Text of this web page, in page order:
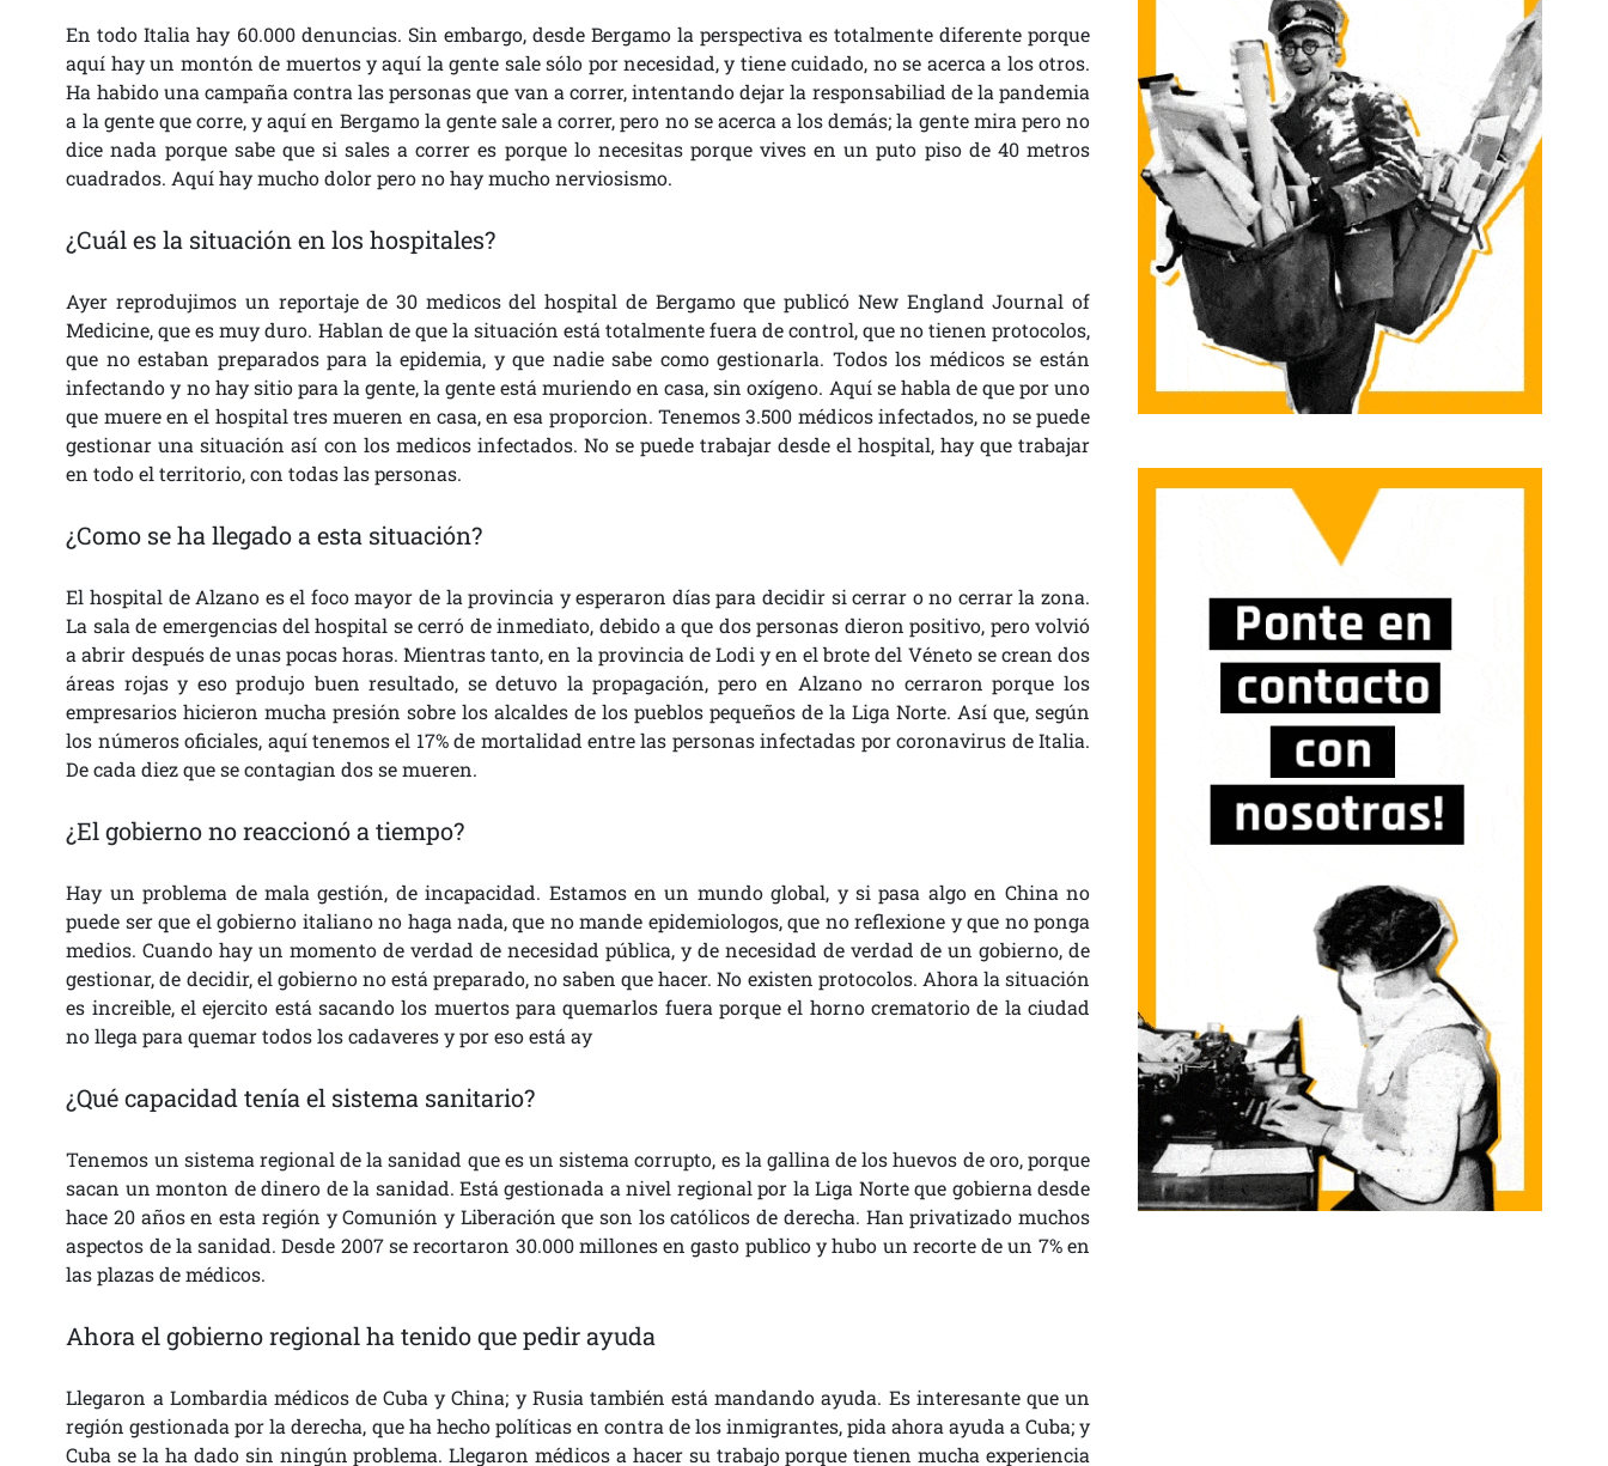
En todo Italia hay 60.000 denuncias. Sin embargo, desde Bergamo la perspectiva es totalmente diferente porque
aquí hay un montón de muertos y aquí la gente sale sólo por necesidad, y tiene cuidado, no se acerca a los otros.
Ha habido una campaña contra las personas que van a correr, intentando dejar la responsabiliad de la pandemia
a la gente que corre, y aquí en Bergamo la gente sale a correr, pero no se acerca a los demás; la gente mira pero no
dice nada porque sabe que si sales a correr es porque lo necesitas porque vives en un puto piso de 40 metros
cuadrados. Aquí hay mucho dolor pero no hay mucho nerviosismo.
¿Cuál es la situación en los hospitales?
Ayer reprodujimos un reportaje de 30 medicos del hospital de Bergamo que publicó New England Journal of
Medicine, que es muy duro. Hablan de que la situación está totalmente fuera de control, que no tienen protocolos,
que no estaban preparados para la epidemia, y que nadie sabe como gestionarla. Todos los médicos se están
infectando y no hay sitio para la gente, la gente está muriendo en casa, sin oxígeno. Aquí se habla de que por uno
que muere en el hospital tres mueren en casa, en esa proporcion. Tenemos 3.500 médicos infectados, no se puede
gestionar una situación así con los medicos infectados. No se puede trabajar desde el hospital, hay que trabajar
en todo el territorio, con todas las personas.
¿Como se ha llegado a esta situación?
El hospital de Alzano es el foco mayor de la provincia y esperaron días para decidir si cerrar o no cerrar la zona.
La sala de emergencias del hospital se cerró de inmediato, debido a que dos personas dieron positivo, pero volvió
a abrir después de unas pocas horas. Mientras tanto, en la provincia de Lodi y en el brote del Véneto se crean dos
áreas rojas y eso produjo buen resultado, se detuvo la propagación, pero en Alzano no cerraron porque los
empresarios hicieron mucha presión sobre los alcaldes de los pueblos pequeños de la Liga Norte. Así que, según
los números oficiales, aquí tenemos el 17% de mortalidad entre las personas infectadas por coronavirus de Italia.
De cada diez que se contagian dos se mueren.
¿El gobierno no reaccionó a tiempo?
Hay un problema de mala gestión, de incapacidad. Estamos en un mundo global, y si pasa algo en China no
puede ser que el gobierno italiano no haga nada, que no mande epidemiologos, que no reflexione y que no ponga
medios. Cuando hay un momento de verdad de necesidad pública, y de necesidad de verdad de un gobierno, de
gestionar, de decidir, el gobierno no está preparado, no saben que hacer. No existen protocolos. Ahora la situación
es increible, el ejercito está sacando los muertos para quemarlos fuera porque el horno crematorio de la ciudad
no llega para quemar todos los cadaveres y por eso está ay
¿Qué capacidad tenía el sistema sanitario?
Tenemos un sistema regional de la sanidad que es un sistema corrupto, es la gallina de los huevos de oro, porque
sacan un monton de dinero de la sanidad. Está gestionada a nivel regional por la Liga Norte que gobierna desde
hace 20 años en esta región y Comunión y Liberación que son los católicos de derecha. Han privatizado muchos
aspectos de la sanidad. Desde 2007 se recortaron 30.000 millones en gasto publico y hubo un recorte de un 7% en
las plazas de médicos.
Ahora el gobierno regional ha tenido que pedir ayuda
Llegaron a Lombardia médicos de Cuba y China; y Rusia también está mandando ayuda. Es interesante que un
región gestionada por la derecha, que ha hecho políticas en contra de los inmigrantes, pida ahora ayuda a Cuba; y
Cuba se la ha dado sin ningún problema. Llegaron médicos a hacer su trabajo porque tienen mucha experiencia